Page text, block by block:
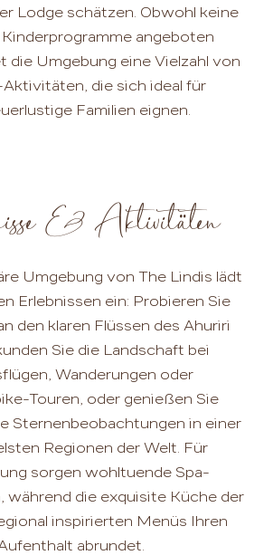
Lodge schätzen. Obwohl keine
Kinderprogramme angeboten
die Umgebung eine Vielzahl von
die sich ideal für
Familien eignen.
& Aktivitäten
Umgebung von The Lindis lädt
Erlebnissen ein: Probieren Sie
den klaren Flüssen des Ahuriri
Sie die Landschaft bei
Wanderungen oder
Touren, oder genießen Sie
Sternenbeobachtungen in einer
Regionen der Welt. Für
sorgen wohltuende Spa-
während die exquisite Küche der
inspirierten Menüs Ihren
abrundet.